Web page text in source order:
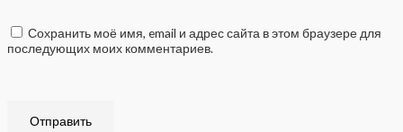
Сохранить моё имя, email и адрес сайта в этом браузере для
последующих моих комментариев.